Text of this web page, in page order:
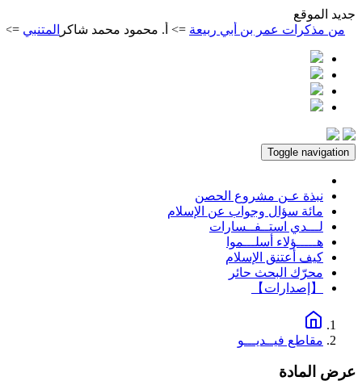
الموقع
المتنبي=> أ. مذكرات عمر بن أبي ربيعة => أ. محمود محمد شاكر
Toggle navigation
نبذة عـن مشروع الحصن
مائة سؤال وجواب عن الإسلام
لـــدي استــفــسارات
هـــــؤلاء أسلـــموا
كيف أعتنق الإسلام
محرّك البحث حائر
【إصدارات】
مقاطع فيــديـــو
المادة